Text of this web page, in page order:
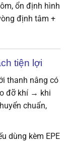
ổn định hình
định tâm +
tiện lợi
thanh nâng có
đỡ khí → khi
chuẩn,
dùng kèm EPE